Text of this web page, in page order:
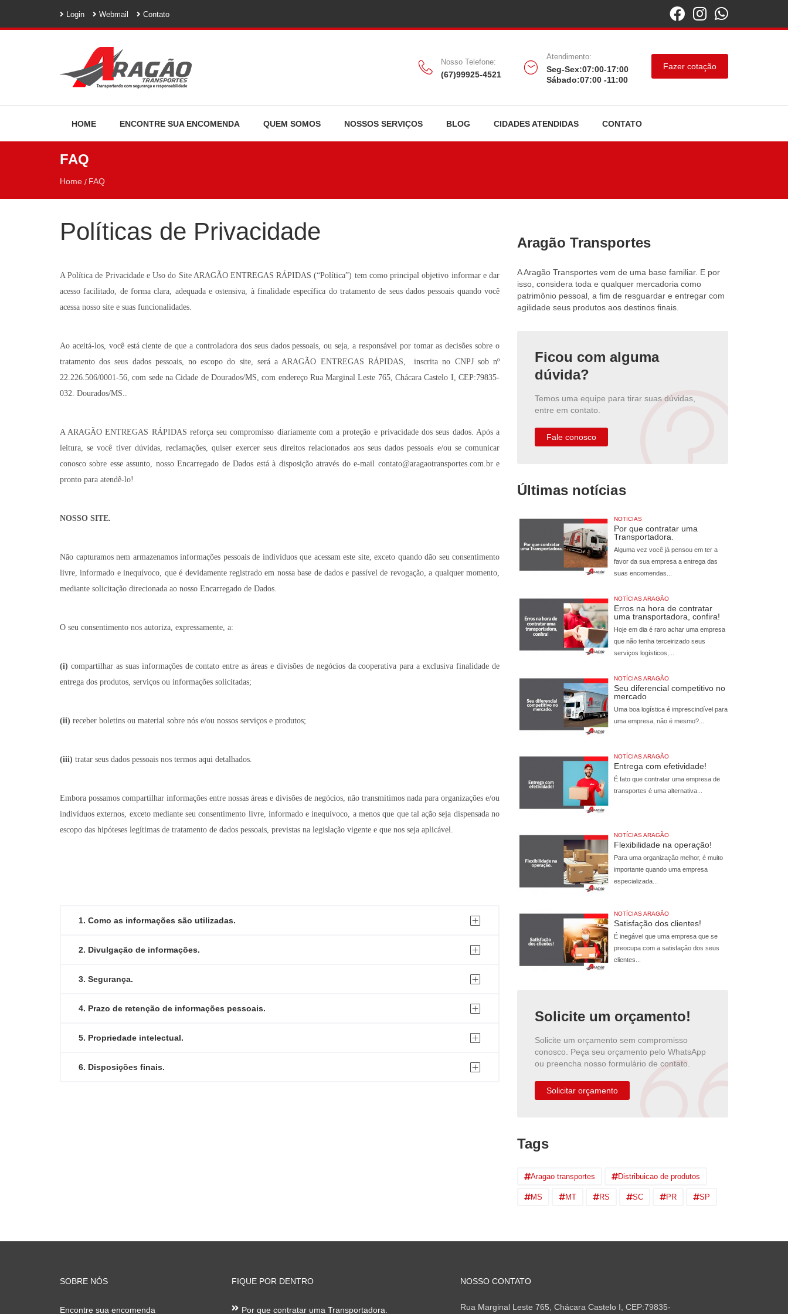
Login Webmail Contato
Nosso Telefone:
(67)99925-4521
Atendimento:
Seg-Sex:07:00-17:00
Sábado:07:00 -11:00
Fazer cotação
HOME ENCONTRE SUA ENCOMENDA QUEM SOMOS NOSSOS SERVIÇOS BLOG CIDADES ATENDIDAS CONTATO
FAQ
Home FAQ
Políticas de Privacidade
A Política de Privacidade e Uso do Site ARAGÃO ENTREGAS RÁPIDAS (“Política”) tem como principal objetivo informar e dar
acesso facilitado, de forma clara, adequada e ostensiva, à finalidade específica do tratamento de seus dados pessoais quando você
acessa nosso site e suas funcionalidades.
Ao aceitá-los, você está ciente de que a controladora dos seus dados pessoais, ou seja, a responsável por tomar as decisões sobre o
tratamento dos seus dados pessoais, no escopo do site, será a ARAGÃO ENTREGAS RÁPIDAS, inscrita no CNPJ sob nº
22.226.506/0001-56, com sede na Cidade de Dourados/MS, com endereço Rua Marginal Leste 765, Chácara Castelo I, CEP:79835-
032. Dourados/MS..
A ARAGÃO ENTREGAS RÁPIDAS reforça seu compromisso diariamente com a proteção e privacidade dos seus dados. Após a
leitura, se você tiver dúvidas, reclamações, quiser exercer seus direitos relacionados aos seus dados pessoais e/ou se comunicar
conosco sobre esse assunto, nosso Encarregado de Dados está à disposição através do e-mail contato@aragaotransportes.com.bre
pronto para atendê-lo!
NOSSO SITE.
Não capturamos nem armazenamos informações pessoais de indivíduos que acessam este site, exceto quando dão seu consentimento
livre, informado e inequívoco, que é devidamente registrado em nossa base de dados e passível de revogação, a qualquer momento,
mediante solicitação direcionada ao nosso Encarregado de Dados.
O seu consentimento nos autoriza, expressamente, a:
(i) compartilhar as suas informações de contato entre as áreas e divisões de negócios da cooperativa para a exclusiva finalidade de
entrega dos produtos, serviços ou informações solicitadas;
(ii) receber boletins ou material sobre nós e/ou nossos serviços e produtos;
(iii) tratar seus dados pessoais nos termos aqui detalhados.
Embora possamos compartilhar informações entre nossas áreas e divisões de negócios, não transmitimos nada para organizações e/ou
indivíduos externos, exceto mediante seu consentimento livre, informado e inequívoco, a menos que que tal ação seja dispensada no
escopo das hipóteses legítimas de tratamento de dados pessoais, previstas na legislação vigente e que nos seja aplicável.
1. Como as informações são utilizadas.
2. Divulgação de informações.
3. Segurança.
4. Prazo de retenção de informações pessoais.
5. Propriedade intelectual.
6. Disposições finais.
Aragão Transportes
A Aragão Transportes vem de uma base familiar. E por
isso, considera toda e qualquer mercadoria como
patrimônio pessoal, a fim de resguardar e entregar com
agilidade seus produtos aos destinos finais.
Ficou com alguma
dúvida?
Temos uma equipe para tirar suas dúvidas,
entre em contato.
Fale conosco
Últimas notícias
NOTICIAS
Por que contratar uma
Transportadora.
Alguma vez você já pensou em ter a
favor da sua empresa a entrega das
suas encomendas...
NOTÍCIAS ARAGÃO
Erros na hora de contratar
uma transportadora, confira!
Hoje em dia é raro achar uma empresa
que não tenha terceirizado seus
serviços logísticos,...
NOTÍCIAS ARAGÃO
Seu diferencial competitivo no
mercado
Uma boa logística é imprescindível para
uma empresa, não é mesmo?...
NOTÍCIAS ARAGÃO
Entrega com efetividade!
É fato que contratar uma empresa de
transportes é uma alternativa...
NOTÍCIAS ARAGÃO
Flexibilidade na operação!
Para uma organização melhor, é muito
importante quando uma empresa
especializada...
NOTÍCIAS ARAGÃO
Satisfação dos clientes!
É inegável que uma empresa que se
preocupa com a satisfação dos seus
clientes...
Solicite um orçamento!
Solicite um orçamento sem compromisso
conosco. Peça seu orçamento pelo WhatsApp
ou preencha nosso formulário de contato.
Solicitar orçamento
Tags
Aragao transportes Distribuicao de produtos
MS MT RS SC PR SP
SOBRE NÓS
Encontre sua encomenda
FIQUE POR DENTRO
Por que contratar uma Transportadora.
NOSSO CONTATO
Rua Marginal Leste 765, Chácara Castelo I, CEP:79835-